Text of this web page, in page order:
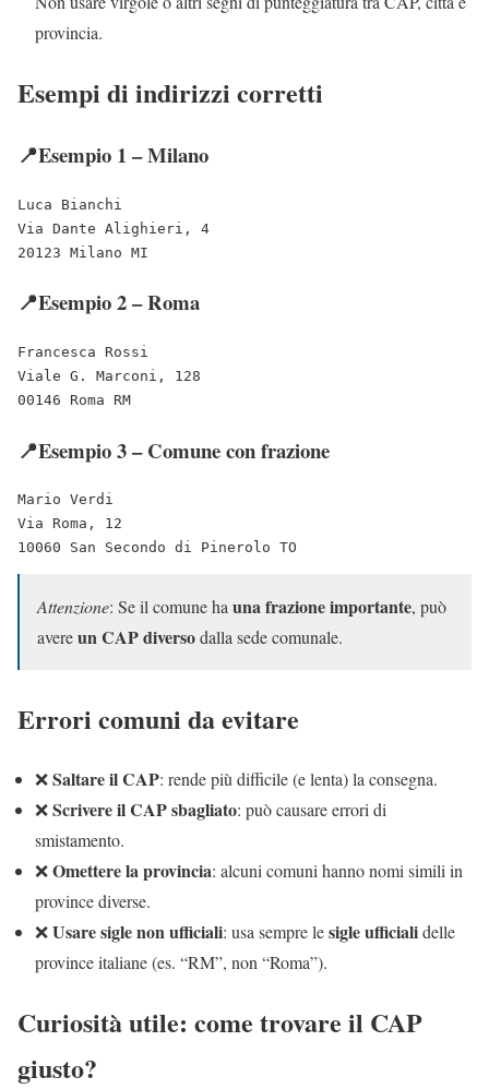
provincia.
Esempi di indirizzi corretti
📍Esempio 1 – Milano
Luca Bianchi
Via Dante Alighieri, 4
20123 Milano MI
📍Esempio 2 – Roma
Francesca Rossi
Viale G. Marconi, 128
00146 Roma RM
📍Esempio 3 – Comune con frazione
Mario Verdi
Via Roma, 12
10060 San Secondo di Pinerolo TO
Attenzione: Se il comune hauna frazione importante, può
avereun CAP diversodalla sede comunale.
Errori comuni da evitare
❌Saltare il CAP: rende più difficile (e lenta) la consegna.
❌Scrivere il CAP sbagliato: può causare errori di
smistamento.
❌Omettere la provincia: alcuni comuni hanno nomi simili in
province diverse.
❌Usare sigle non ufficiali: usa sempre lesigle ufficialidelle
province italiane (es. “RM”, non “Roma”).
Curiosità utile: come trovare il CAP
giusto?